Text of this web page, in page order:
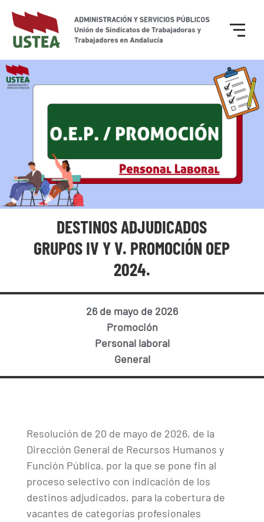
DESTINOS ADJUDICADOS
GRUPOS IV Y V. PROMOCIÓN OEP
2024.
26 de mayo de 2026
Promoción
Personal laboral
General
Resolución de 20 de mayo de 2026, de la
Dirección General de Recursos Humanos y
Función Pública, por la que se pone fin al
proceso selectivo con indicación de los
destinos adjudicados, para la cobertura de
vacantes de categorías profesionales